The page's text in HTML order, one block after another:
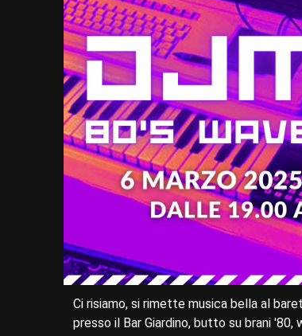
Ci risiamo, si rimette musica bella al
presso il Bar Giardino, butto su brani